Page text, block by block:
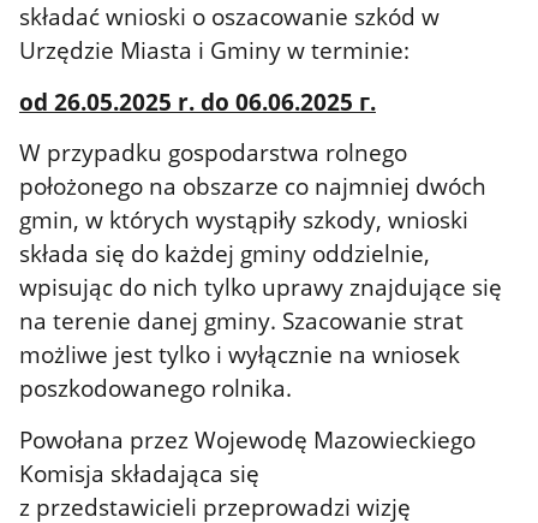
składać wnioski o oszacowanie szkód w
Urzędzie Miasta i Gminy w terminie:
od 26.05.2025 r. do 06.06.2025 г.
W przypadku gospodarstwa rolnego
położonego na obszarze co najmniej dwóch
gmin, w których wystąpiły szkody, wnioski
składa się do każdej gminy oddzielnie,
wpisując do nich tylko uprawy znajdujące się
na terenie danej gminy. Szacowanie strat
możliwe jest tylko i wyłącznie na wniosek
poszkodowanego rolnika.
Powołana przez Wojewodę Mazowieckiego
Komisja składająca się
z przedstawicieli przeprowadzi wizję